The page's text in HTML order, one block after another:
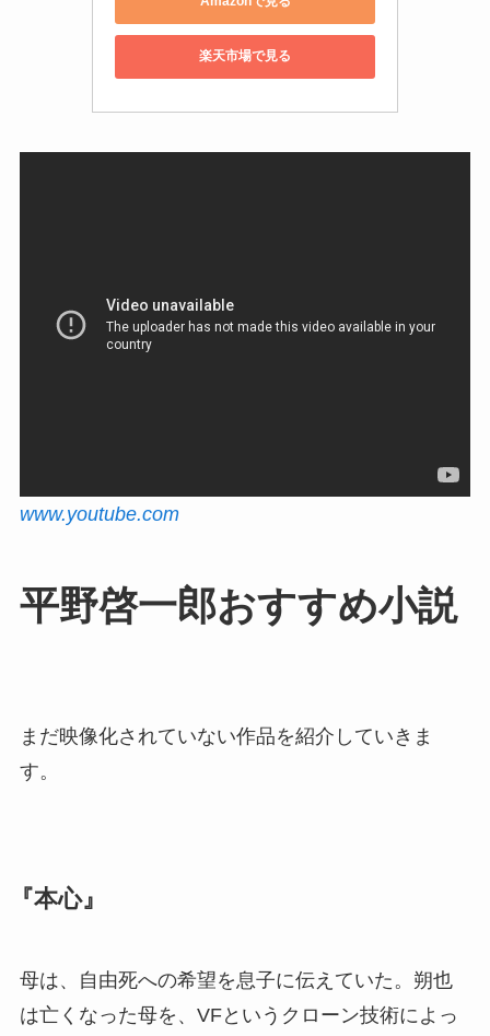
楽天市場で見る
www.youtube.com
平野啓一郎おすすめ小説
まだ映像化されていない作品を紹介していきま
す。
『本心』
母は、自由死への希望を息子に伝えていた。朔也
は亡くなった母を、VFというクローン技術によっ